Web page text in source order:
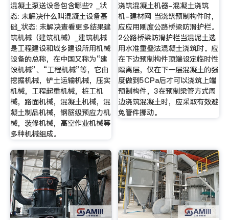
混凝土泵送设备包含哪些？_状
态: 未解决什么叫混凝土设备基
础_状态: 未解决查看更多结果建
筑机械（建筑机械）_建筑机械
是工程建设和城乡建设所用机械
设备的总称，在中国又称为“建
设机械”、“工程机械”等，它由
挖掘机械，铲土运输机械，压实
机械，工程起重机械，桩工机
械，路面机械，混凝土机械，混
凝土制品机械，钢筋级预应力机
械，装修机械，高空作业机械等
多种机械组成。
浇筑混凝土机器-混凝土浇筑
机-建材网 当浇筑预制构件时，
应应用刚度公路桥梁防滑护栏。
2公路桥梁防滑护栏当混泥土选
用水准重叠法混凝土浇筑时。应
在下边预制构件顶端设定临时性
隔离层，仅在下一层混凝土的强
度做到5CPa后才可以浇筑上端
预制构件，3在预制梁管方式周
边浇筑混凝土时，应采取有效避
免管件挪动。